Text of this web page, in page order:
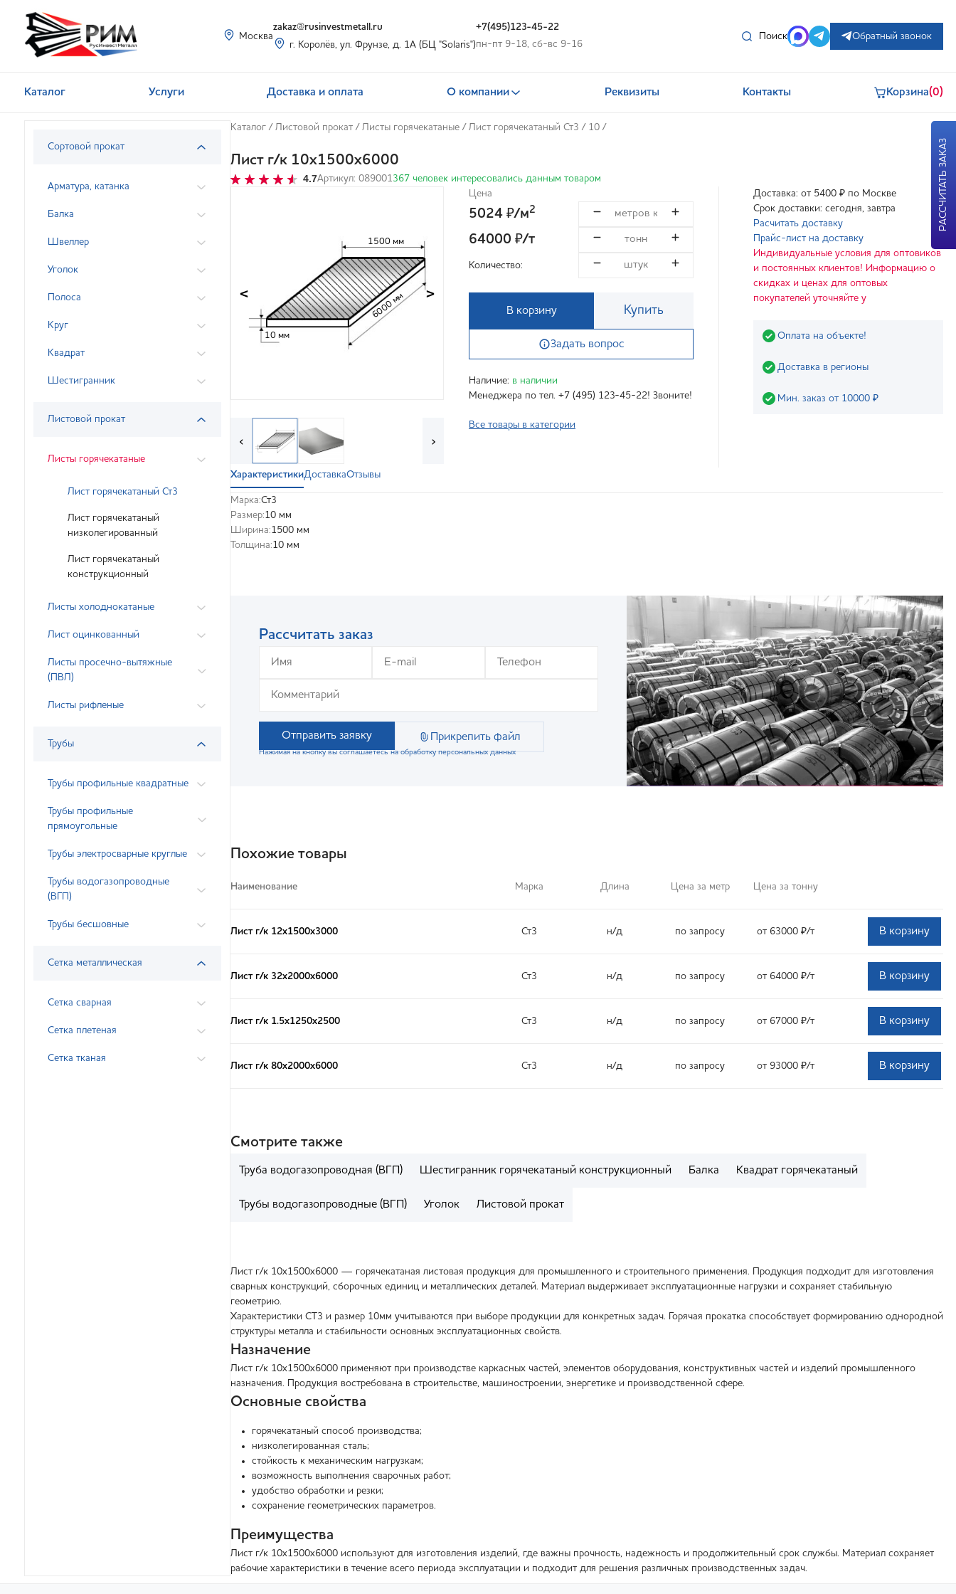
Москва
zakaz@rusinvestmetall.ru
г. Королёв, ул. Фрунзе, д. 1А (БЦ "Solaris")
+7(495)123-45-22
пн-пт 9-18, сб-вс 9-16
Поиск Обратный звонок
Каталог Услуги Доставка и оплата О компании Реквизиты Контакты Корзина(0)
Сортовой прокат
Арматура, катанка
Балка
Швеллер
Уголок
Полоса
Круг
Квадрат
Шестигранник
Листовой прокат
Листы горячекатаные
Лист горячекатаный Ст3
Лист горячекатаный
низколегированный
Лист горячекатаный
конструкционный
Листы холоднокатаные
Лист оцинкованный
Листы просечно-вытяжные
(ПВЛ)
Листы рифленые
Трубы
Трубы профильные квадратные
Трубы профильные
прямоугольные
Трубы электросварные круглые
Трубы водогазопроводные
(ВГП)
Трубы бесшовные
Сетка металлическая
Сетка сварная
Сетка плетеная
Сетка тканая
Каталог / Листовой прокат / Листы горячекатаные / Лист горячекатаный Ст3 / 10 /
Лист г/к 10х1500х6000
4.7Артикул: 089001367 человек интересовались данным товаром
1500 мм
6000 мм
10 мм
< >
‹ ›
Цена
5024 ₽/м2
64000 ₽/т
Количество:
В корзину Купить
Задать вопрос
Наличие: в наличии
Менеджера по тел. +7 (495) 123-45-22! Звоните!
Все товары в категории
Доставка: от 5400 ₽ по Москве
Срок доставки: сегодня, завтра
Расчитать доставку
Прайс-лист на доставку
Индивидуальные условия для оптовиков
и постоянных клиентов! Информацию о
скидках и ценах для оптовых
покупателей уточняйте у
Оплата на объекте!
Доставка в регионы
Мин. заказ от 10000 ₽
ХарактеристикиДоставкаОтзывы
Марка:Ст3
Размер:10 мм
Ширина:1500 мм
Толщина:10 мм
Рассчитать заказ
Отправить заявку Прикрепить файл
Нажимая на кнопку вы соглашаетесь на обработку персональных данных
Похожие товары
Наименование Марка Длина Цена за метр Цена за тонну
Лист г/к 12х1500х3000 Ст3 н/д по запросу от 63000 ₽/т В корзину
Лист г/к 32х2000х6000 Ст3 н/д по запросу от 64000 ₽/т В корзину
Лист г/к 1.5x1250x2500 Ст3 н/д по запросу от 67000 ₽/т В корзину
Лист г/к 80х2000х6000 Ст3 н/д по запросу от 93000 ₽/т В корзину
Смотрите также
Труба водогазопроводная (ВГП) Шестигранник горячекатаный конструкционный Балка Квадрат горячекатаный
Трубы водогазопроводные (ВГП) Уголок Листовой прокат
Лист г/к 10х1500х6000 — горячекатаная листовая продукция для промышленного и строительного применения. Продукция подходит для изготовления
сварных конструкций, сборочных единиц и металлических деталей. Материал выдерживает эксплуатационные нагрузки и сохраняет стабильную
геометрию.
Характеристики СТ3 и размер 10мм учитываются при выборе продукции для конкретных задач. Горячая прокатка способствует формированию однородной
структуры металла и стабильности основных эксплуатационных свойств.
Назначение
Лист г/к 10х1500х6000 применяют при производстве каркасных частей, элементов оборудования, конструктивных частей и изделий промышленного
назначения. Продукция востребована в строительстве, машиностроении, энергетике и производственной сфере.
Основные свойства
горячекатаный способ производства;
низколегированная сталь;
стойкость к механическим нагрузкам;
возможность выполнения сварочных работ;
удобство обработки и резки;
сохранение геометрических параметров.
Преимущества
Лист г/к 10х1500х6000 используют для изготовления изделий, где важны прочность, надежность и продолжительный срок службы. Материал сохраняет
рабочие характеристики в течение всего периода эксплуатации и подходит для решения различных производственных задач.
РАССЧИТАТЬ ЗАКАЗ